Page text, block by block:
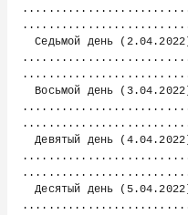
  Седьмой день (2.04.2022)
  Девятый день (4.04.2022)
  Десятый день (5.04.2022)